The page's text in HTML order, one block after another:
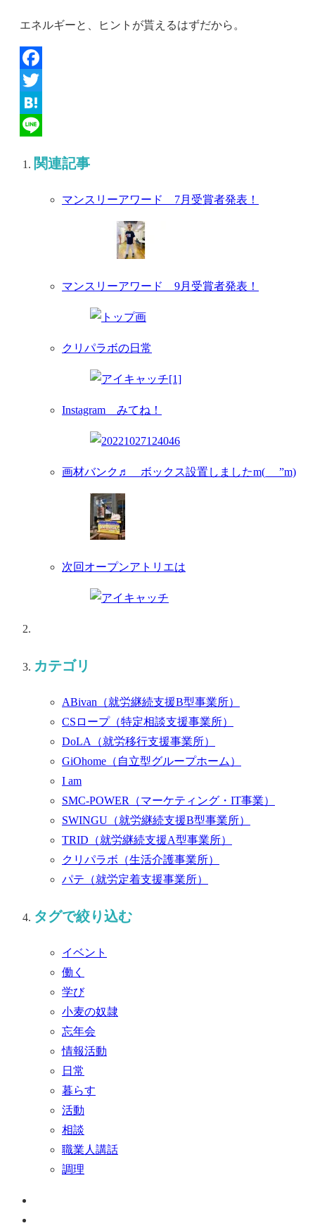
エネルギーと、ヒントが貰えるはずだから。
Facebook
Twitter
Hatena
関連記事
マンスリーアワード 7月受賞者発表！
マンスリーアワード 9月受賞者発表！
クリパラボの日常
Instagram みてね！
画材バンク♬ ボックス設置しましたm(_ _”m)
次回オープンアトリエは
カテゴリ
ABivan （就労継続支援B型事業所）
CSロープ （特定相談支援事業所）
DoLA （就労移行支援事業所）
GiOhome （自立型グループホーム）
I am
SMC-POWER （マーケティング・IT事業）
SWINGU （就労継続支援B型事業所）
TRID （就労継続支援A型事業所）
クリパラボ （生活介護事業所）
パテ （就労定着支援事業所）
タグで絞り込む
イベント
働く
学び
小麦の奴隷
忘年会
情報活動
日常
暮らす
活動
相談
職業人講話
調理